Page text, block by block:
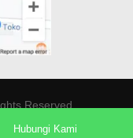
Reserved.
Hubungi Kami